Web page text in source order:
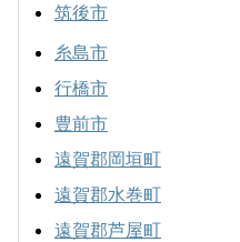
筑後市
糸島市
行橋市
豊前市
遠賀郡岡垣町
遠賀郡水巻町
遠賀郡芦屋町